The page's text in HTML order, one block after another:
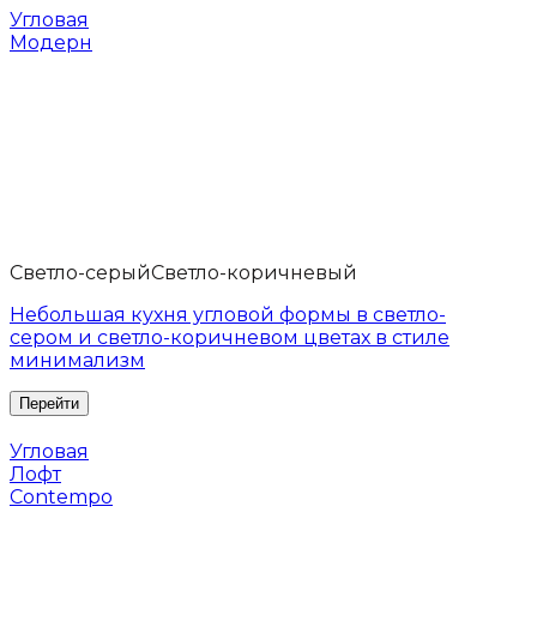
Угловая
Модерн
Светло-серыйСветло-коричневый
Небольшая кухня угловой формы в светло-
сером и светло-коричневом цветах в стиле
минимализм
Угловая
Лофт
Contempo